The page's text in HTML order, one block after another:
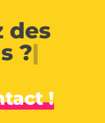
des
?|
!